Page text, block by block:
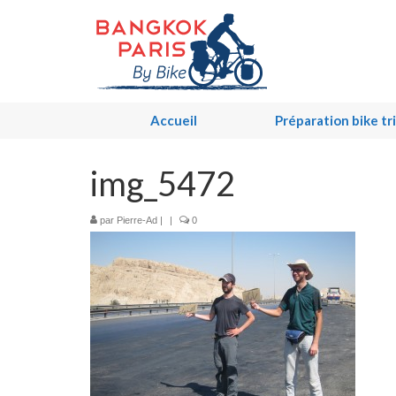
Accueil Préparation bike
img_5472
par Pierre-Ad | | 0